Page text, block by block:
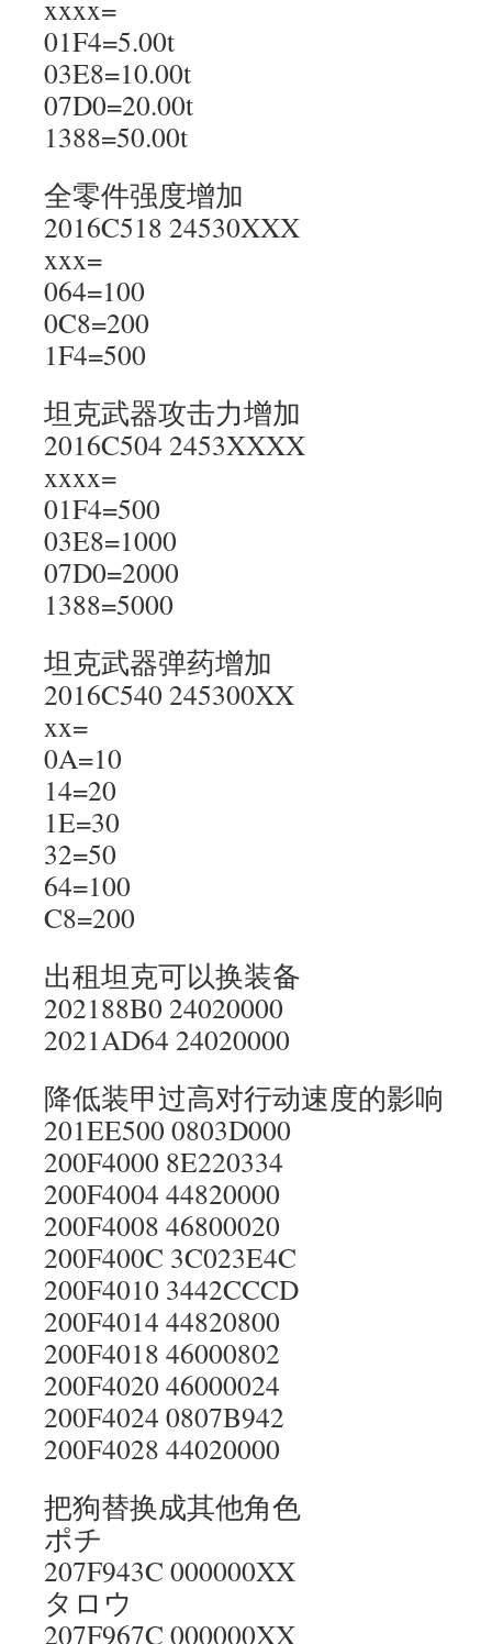
xxxx=
01F4=5.00t
03E8=10.00t
07D0=20.00t
1388=50.00t
全零件强度增加
2016C518 24530XXX
xxx=
064=100
0C8=200
1F4=500
坦克武器攻击力增加
2016C504 2453XXXX
xxxx=
01F4=500
03E8=1000
07D0=2000
1388=5000
坦克武器弹药增加
2016C540 245300XX
xx=
0A=10
14=20
1E=30
32=50
64=100
C8=200
出租坦克可以换装备
202188B0 24020000
2021AD64 24020000
降低装甲过高对行动速度的影响
201EE500 0803D000
200F4000 8E220334
200F4004 44820000
200F4008 46800020
200F400C 3C023E4C
200F4010 3442CCCD
200F4014 44820800
200F4018 46000802
200F4020 46000024
200F4024 0807B942
200F4028 44020000
把狗替换成其他角色
ポチ
207F943C 000000XX
タロウ
207F967C 000000XX